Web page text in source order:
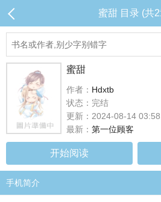
蜜甜 目录 (共
蜜甜
作者： Hdxtb
状态：完结
更新：2024-08-14
最新： 第一位顾客
开始阅读
手机简介